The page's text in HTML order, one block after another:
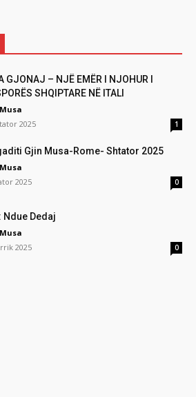
GJONAJ – NJË EMËR I NJOHUR I
SHQIPTARE NË ITALI
2025
1
Gjin Musa-Rome- Shtator 2025
2025
0
Ndue Dedaj
2025
0